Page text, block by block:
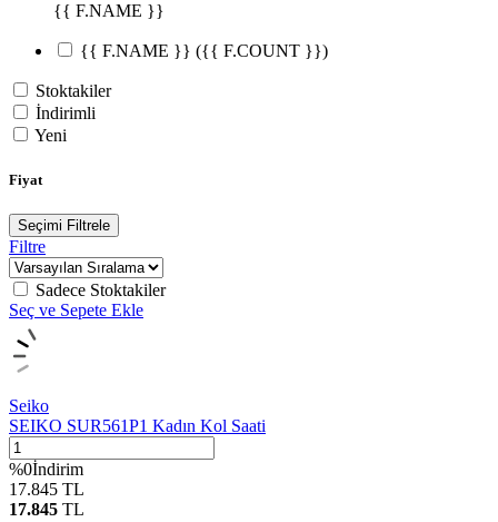
{{ F.NAME }}
{{ F.NAME }} ({{ F.COUNT }})
Stoktakiler
İndirimli
Yeni
Fiyat
Seçimi Filtrele
Filtre
Sadece Stoktakiler
Seç ve Sepete Ekle
Seiko
SEIKO SUR561P1 Kadın Kol Saati
%0İndirim
17.845 TL
17.845 TL